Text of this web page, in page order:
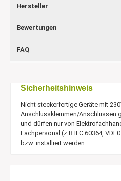
Hersteller
Bewertungen
FAQ
Sicherheitshinweis
Nicht steckerfertige Geräte mit
Anschlussklemmen/Anschlüssen
und dürfen nur von
Fachpersonal (z.B IEC 60364,
bzw. installiert werden.